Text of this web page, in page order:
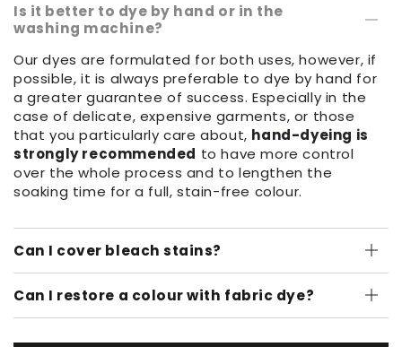
Is it better to dye by hand or in the
washing machine?
Our dyes are formulated for both uses, however, if
possible, it is always preferable to dye by hand for
a greater guarantee of success. Especially in the
case of delicate, expensive garments, or those
that you particularly care about, hand-dyeing is
strongly recommended to have more control
over the whole process and to lengthen the
soaking time for a full, stain-free colour.
Can I cover bleach stains?
Can I restore a colour with fabric dye?